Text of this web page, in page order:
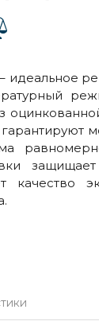
идеальное
качество